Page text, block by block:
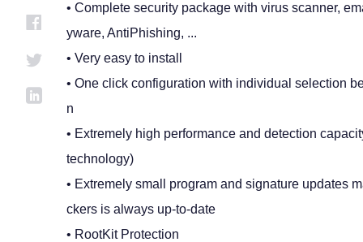
• Complete security package with virus scanner,
yware, AntiPhishing, ...
• Very easy to install
• One click configuration with individual selection
n
• Extremely high performance and detection
technology)
• Extremely small program and signature updates
ckers is always up-to-date
• RootKit Protection